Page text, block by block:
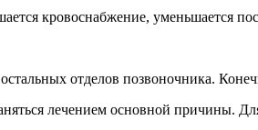
кровоснабжение, уменьшается
отделов позвоночника.
лечением основной причины.